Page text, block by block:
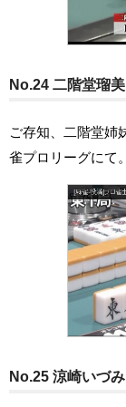
No.24 二階堂瑠
ご存知、二階堂姉
雀プロリーグにて。
No.25 涼崎いづ